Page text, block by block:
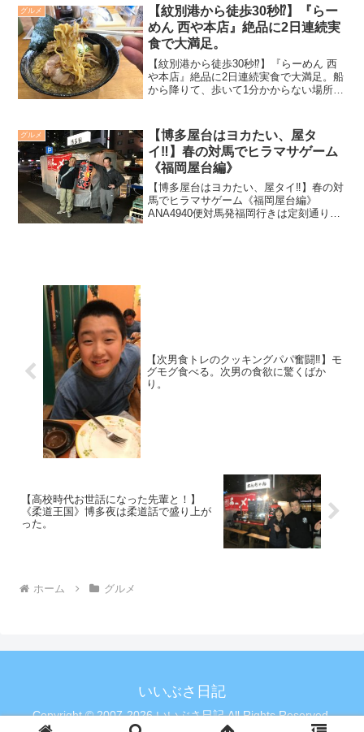
納豆》。北海道に近年通い続けている私
にとって、山わさびの...
グルメ
【紋別港から徒歩30秒⁉️】『らー
めん 西や本店』絶品に2日連続実
食で大満足。
【紋別港から徒歩30秒⁉️】『らーめん 西
や本店』絶品に2日連続実食で大満足。船
から降りて、歩いて1分かからない場所に
続いてどうしても食べたく、また今回同
行の仲間で異...
グルメ
【博多屋台はヨカたい、屋タ
イ‼️】春の対馬でヒラマサゲーム
《福岡屋台編》
【博多屋台はヨカたい、屋タイ‼️】春の対
馬でヒラマサゲーム《福岡屋台編》
ANA4940便対馬発福岡行きは定刻通り19
【次男食トレのクッキングパパ奮闘‼️】モ
グモグ食べる。次男の食欲に驚くばか
り。
【高校時代お世話になった先輩と！】
《柔道王国》博多夜は柔道話で盛り上が
った。
ホーム グルメ
いいぶさ日記
Copyright © 2007-2026 いいぶさ日記 All Rights Reserved.